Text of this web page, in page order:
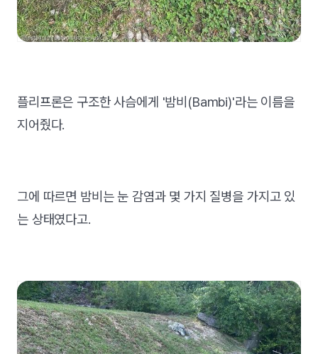
플리프론은 구조한 사슴에게 '밤비(Bambi)'라는 이름을
지어줬다.
그에 따르면 밤비는 눈 감염과 몇 가지 질병을 가지고 있
는 상태였다고.